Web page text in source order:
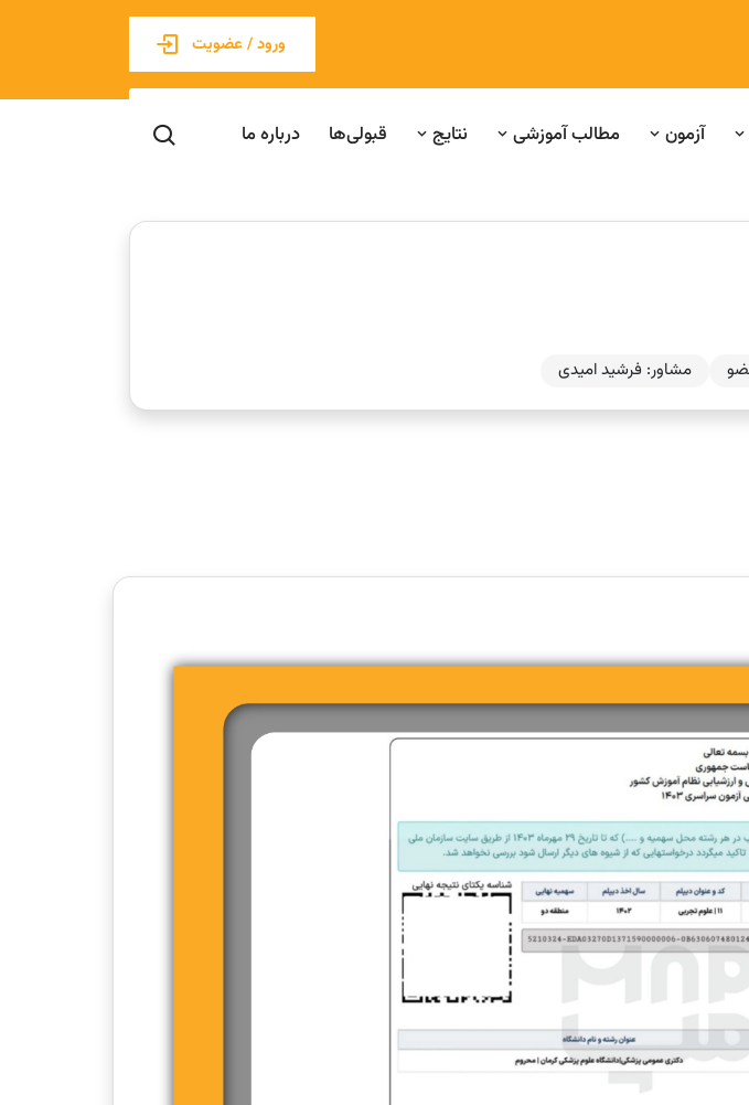
ورود / عضویت
آزمون مطالب آموزشی نتایج قبولی‌ها درباره ما
مشاور: فرشید امیدی